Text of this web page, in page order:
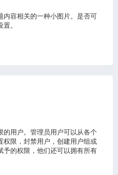
内容相关的一种小图片。是否可
。
的用户。管理员用户可以从各个
权限，封禁用户，创建用户组或
予的权限，他们还可以拥有所有